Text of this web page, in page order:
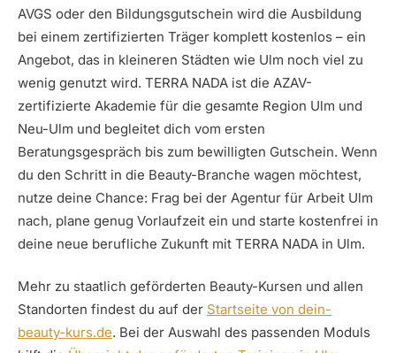
AVGS oder den Bildungsgutschein wird die Ausbildung
bei einem zertifizierten Träger komplett kostenlos – ein
Angebot, das in kleineren Städten wie Ulm noch viel zu
wenig genutzt wird. TERRA NADA ist die AZAV-
zertifizierte Akademie für die gesamte Region Ulm und
Neu-Ulm und begleitet dich vom ersten
Beratungsgespräch bis zum bewilligten Gutschein. Wenn
du den Schritt in die Beauty-Branche wagen möchtest,
nutze deine Chance: Frag bei der Agentur für Arbeit Ulm
nach, plane genug Vorlaufzeit ein und starte kostenfrei in
deine neue berufliche Zukunft mit TERRA NADA in Ulm.
Mehr zu staatlich geförderten Beauty-Kursen und allen
Standorten findest du auf der Startseite von dein-
beauty-kurs.de. Bei der Auswahl des passenden Moduls